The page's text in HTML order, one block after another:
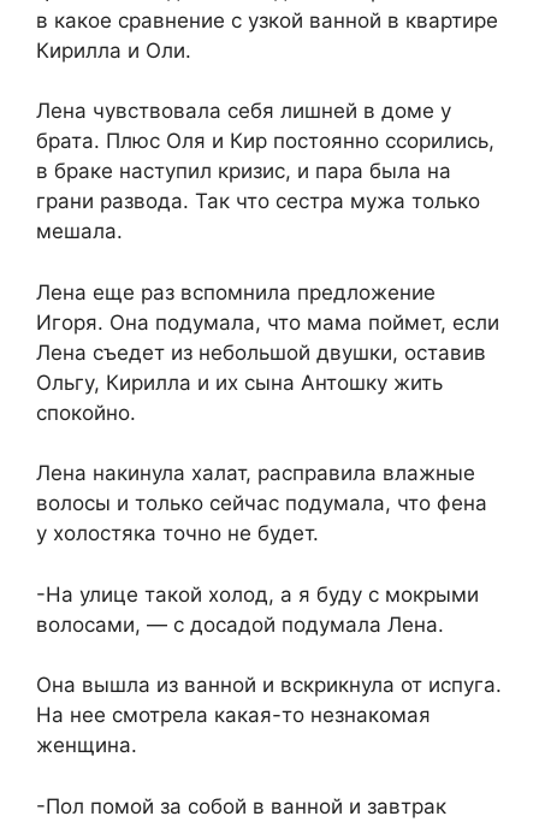
в какое сравнение с узкой ванной в квартире
Кирилла и Оли.
Лена чувствовала себя лишней в доме у
брата. Плюс Оля и Кир постоянно ссорились,
в браке наступил кризис, и пара была на
грани развода. Так что сестра мужа только
мешала.
Лена еще раз вспомнила предложение
Игоря. Она подумала, что мама поймет, если
Лена съедет из небольшой двушки, оставив
Ольгу, Кирилла и их сына Антошку жить
спокойно.
Лена накинула халат, расправила влажные
волосы и только сейчас подумала, что фена
у холостяка точно не будет.
-На улице такой холод, а я буду с мокрыми
волосами, — с досадой подумала Лена.
Она вышла из ванной и вскрикнула от испуга.
На нее смотрела какая-то незнакомая
женщина.
-Пол помой за собой в ванной и завтрак